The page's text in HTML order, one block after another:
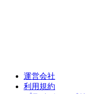
運営会社
利用規約